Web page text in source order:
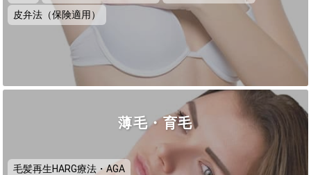
皮弁法（保険適用）
薄毛・育毛
毛髪再生HARG療法・AGA